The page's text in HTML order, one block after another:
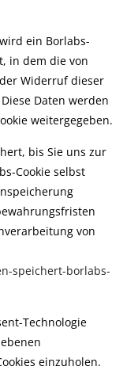
ein Borlabs-
in dem die von
Widerruf dieser
Daten werden
weitergegeben.
bis Sie uns zur
Cookie selbst
von
speichert-borlabs-
Technologie
einzuholen.